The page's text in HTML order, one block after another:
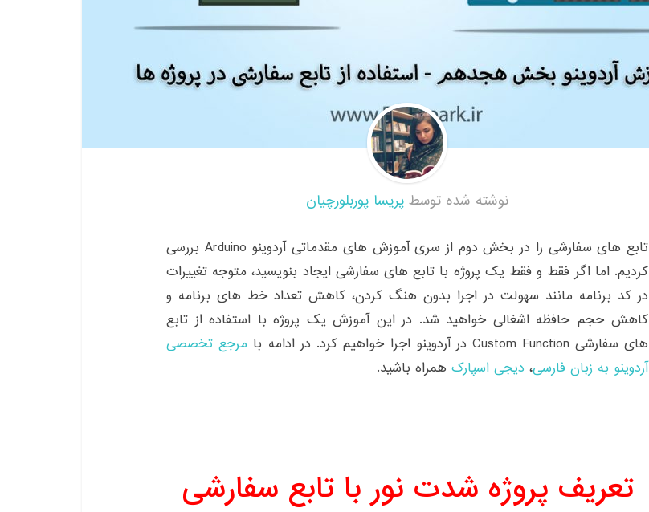
نوشته شده توسط پریسا پوربلورچیان
تابع های سفارشی را در بخش دوم از سری آموزش های مقدماتی آردوینو Arduino بررسی
کردیم. اما اگر فقط و فقط یک پروژه با تابع های سفارشی ایجاد بنویسید، متوجه تغییرات
در کد برنامه مانند سهولت در اجرا بدون هنگ کردن، کاهش تعداد خط های برنامه و
کاهش حجم حافظه اشغالی خواهید شد. در این آموزش یک پروژه با استفاده از تابع
های سفارشی Custom Function در آردوینو اجرا خواهیم کرد. در ادامه با
مرجع تخصصی
آردوینو به زبان فارسی، دیجی اسپارک همراه باشید.
تعریف پروژه شدت نور با تابع سفارشی